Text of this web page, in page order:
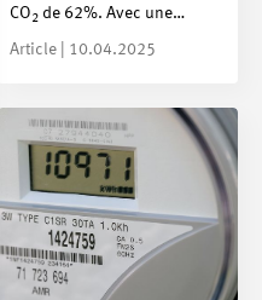
CO 2 de 62%. Avec une…
Article | 10.04.2025